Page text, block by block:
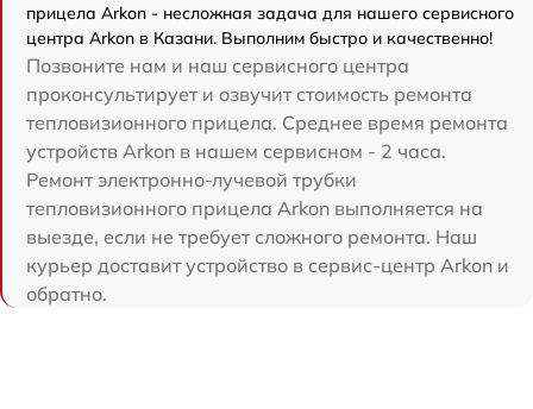
прицела Arkon - несложная задача для нашего сервисного
центра Arkon в Казани. Выполним быстро и качественно!
Позвоните нам и наш сервисного центра
проконсультирует и озвучит стоимость ремонта
тепловизионного прицела. Среднее время ремонта
устройств Arkon в нашем сервисном - 2 часа.
Ремонт электронно-лучевой трубки
тепловизионного прицела Arkon выполняется на
выезде, если не требует сложного ремонта. Наш
курьер доставит устройство в сервис-центр Arkon и
обратно.